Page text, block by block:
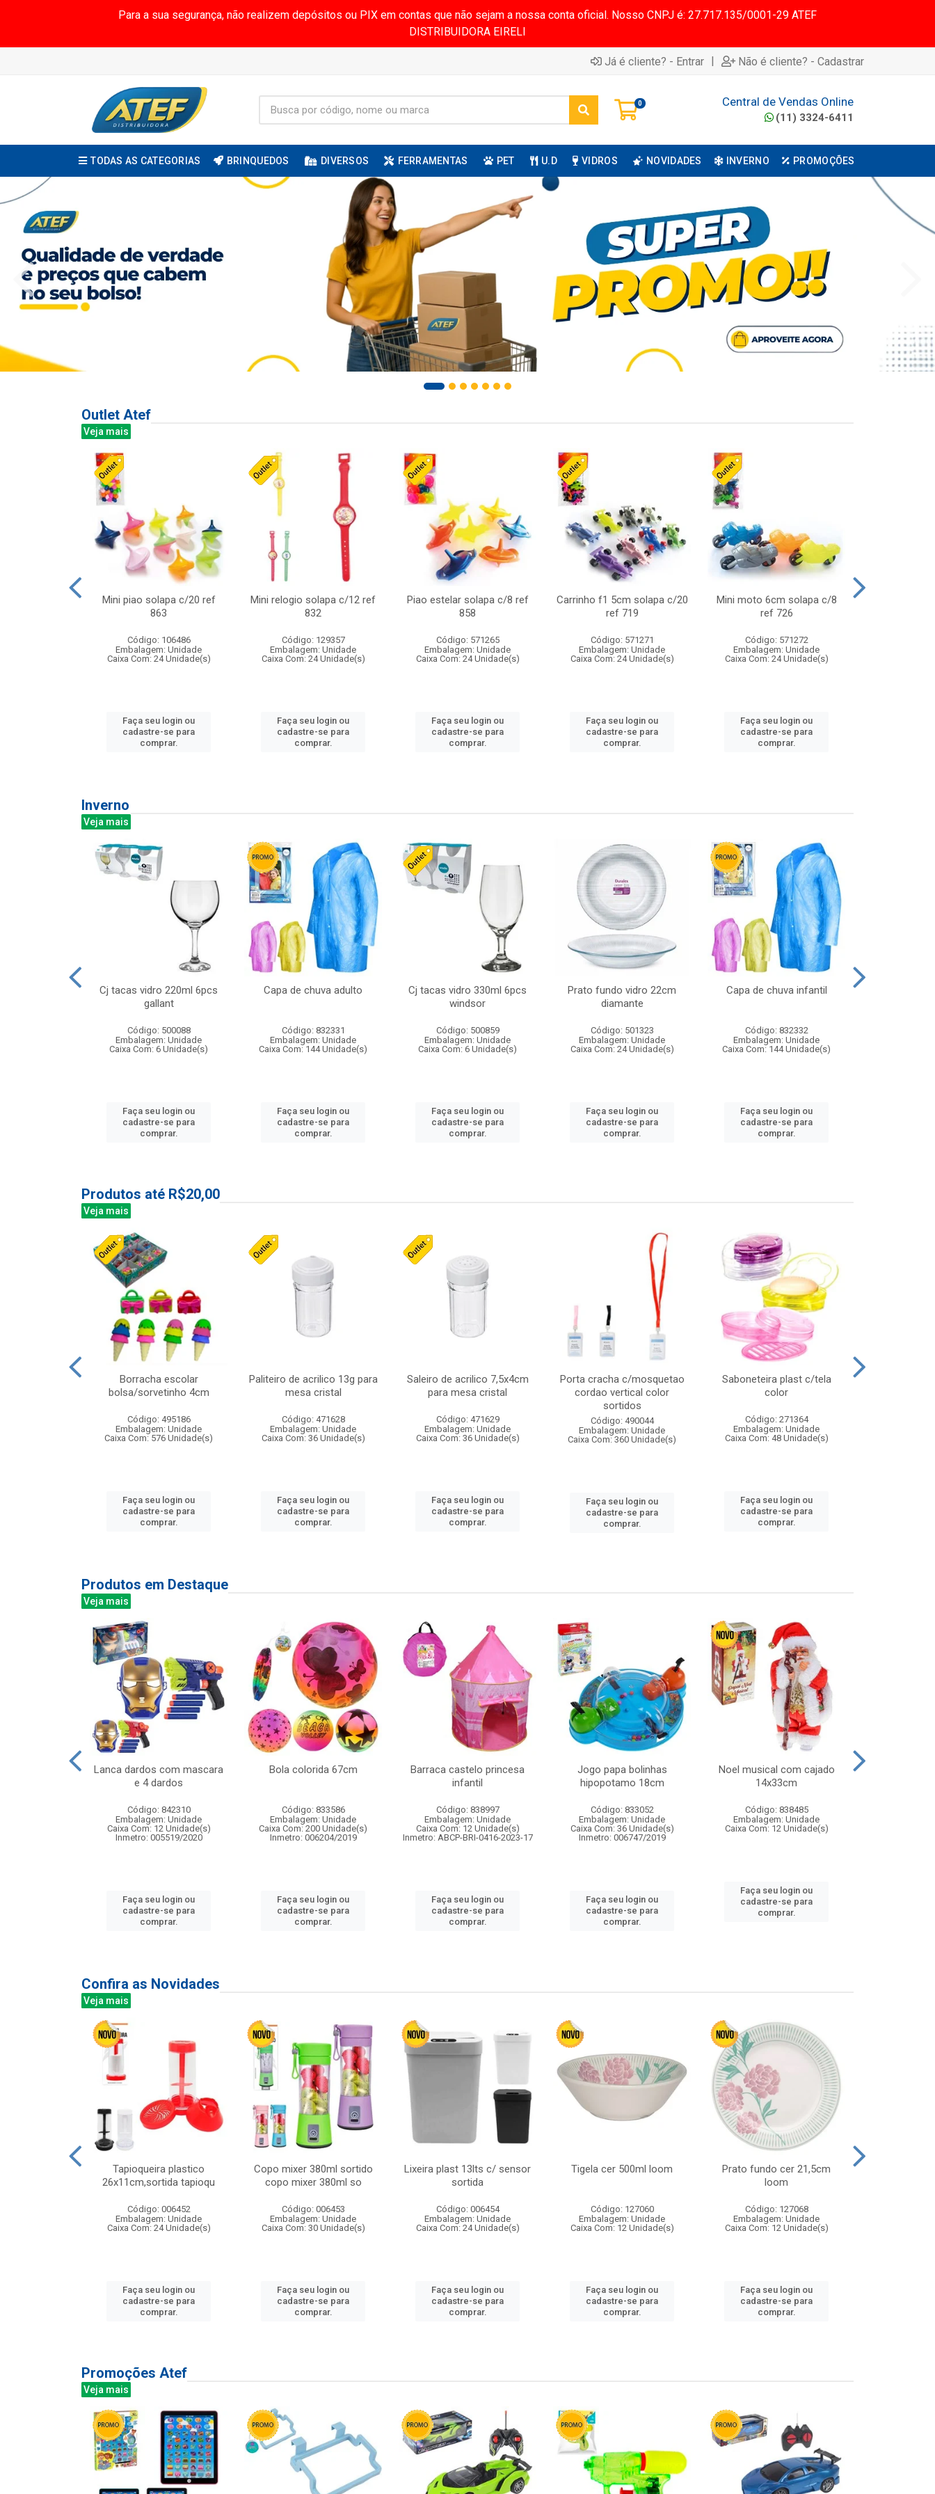
Para a sua segurança, não realizem depósitos ou PIX em contas que não sejam a nossa conta oficial. Nosso CNPJ é: 27.717.135/0001-29 ATEF
DISTRIBUIDORA EIRELI
Já é cliente? - Entrar | Não é cliente? - Cadastrar
0 Central de Vendas Online
(11) 3324-6411
TODAS AS CATEGORIAS BRINQUEDOS DIVERSOS FERRAMENTAS PET U.D VIDROS NOVIDADES INVERNO PROMOÇÕES
Outlet Atef
Veja mais
Mini piao solapa c/20 ref
863
Código: 106486
Embalagem: Unidade
Caixa Com: 24 Unidade(s)
Faça seu login ou
cadastre-se para
comprar.
Mini relogio solapa c/12 ref
832
Código: 129357
Embalagem: Unidade
Caixa Com: 24 Unidade(s)
Faça seu login ou
cadastre-se para
comprar.
Piao estelar solapa c/8 ref
858
Código: 571265
Embalagem: Unidade
Caixa Com: 24 Unidade(s)
Faça seu login ou
cadastre-se para
comprar.
Carrinho f1 5cm solapa c/20
ref 719
Código: 571271
Embalagem: Unidade
Caixa Com: 24 Unidade(s)
Faça seu login ou
cadastre-se para
comprar.
Mini moto 6cm solapa c/8
ref 726
Código: 571272
Embalagem: Unidade
Caixa Com: 24 Unidade(s)
Faça seu login ou
cadastre-se para
comprar.
Inverno
Veja mais
Cj tacas vidro 220ml 6pcs
gallant
Código: 500088
Embalagem: Unidade
Caixa Com: 6 Unidade(s)
Faça seu login ou
cadastre-se para
comprar.
Capa de chuva adulto
Código: 832331
Embalagem: Unidade
Caixa Com: 144 Unidade(s)
Faça seu login ou
cadastre-se para
comprar.
Cj tacas vidro 330ml 6pcs
windsor
Código: 500859
Embalagem: Unidade
Caixa Com: 6 Unidade(s)
Faça seu login ou
cadastre-se para
comprar.
Prato fundo vidro 22cm
diamante
Código: 501323
Embalagem: Unidade
Caixa Com: 24 Unidade(s)
Faça seu login ou
cadastre-se para
comprar.
Capa de chuva infantil
Código: 832332
Embalagem: Unidade
Caixa Com: 144 Unidade(s)
Faça seu login ou
cadastre-se para
comprar.
Produtos até R$20,00
Veja mais
Borracha escolar
bolsa/sorvetinho 4cm
Código: 495186
Embalagem: Unidade
Caixa Com: 576 Unidade(s)
Faça seu login ou
cadastre-se para
comprar.
Paliteiro de acrilico 13g para
mesa cristal
Código: 471628
Embalagem: Unidade
Caixa Com: 36 Unidade(s)
Faça seu login ou
cadastre-se para
comprar.
Saleiro de acrilico 7,5x4cm
para mesa cristal
Código: 471629
Embalagem: Unidade
Caixa Com: 36 Unidade(s)
Faça seu login ou
cadastre-se para
comprar.
Porta cracha c/mosquetao
cordao vertical color
sortidos
Código: 490044
Embalagem: Unidade
Caixa Com: 360 Unidade(s)
Faça seu login ou
cadastre-se para
comprar.
Saboneteira plast c/tela
color
Código: 271364
Embalagem: Unidade
Caixa Com: 48 Unidade(s)
Faça seu login ou
cadastre-se para
comprar.
Produtos em Destaque
Veja mais
Lanca dardos com mascara
e 4 dardos
Código: 842310
Embalagem: Unidade
Caixa Com: 12 Unidade(s)
Inmetro: 005519/2020
Faça seu login ou
cadastre-se para
comprar.
Bola colorida 67cm
Código: 833586
Embalagem: Unidade
Caixa Com: 200 Unidade(s)
Inmetro: 006204/2019
Faça seu login ou
cadastre-se para
comprar.
Barraca castelo princesa
infantil
Código: 838997
Embalagem: Unidade
Caixa Com: 12 Unidade(s)
Inmetro: ABCP-BRI-0416-2023-17
Faça seu login ou
cadastre-se para
comprar.
Jogo papa bolinhas
hipopotamo 18cm
Código: 833052
Embalagem: Unidade
Caixa Com: 36 Unidade(s)
Inmetro: 006747/2019
Faça seu login ou
cadastre-se para
comprar.
Noel musical com cajado
14x33cm
Código: 838485
Embalagem: Unidade
Caixa Com: 12 Unidade(s)
Faça seu login ou
cadastre-se para
comprar.
Confira as Novidades
Veja mais
Tapioqueira plastico
26x11cm,sortida tapioqu
Código: 006452
Embalagem: Unidade
Caixa Com: 24 Unidade(s)
Faça seu login ou
cadastre-se para
comprar.
Copo mixer 380ml sortido
copo mixer 380ml so
Código: 006453
Embalagem: Unidade
Caixa Com: 30 Unidade(s)
Faça seu login ou
cadastre-se para
comprar.
Lixeira plast 13lts c/ sensor
sortida
Código: 006454
Embalagem: Unidade
Caixa Com: 24 Unidade(s)
Faça seu login ou
cadastre-se para
comprar.
Tigela cer 500ml loom
Código: 127060
Embalagem: Unidade
Caixa Com: 12 Unidade(s)
Faça seu login ou
cadastre-se para
comprar.
Prato fundo cer 21,5cm
loom
Código: 127068
Embalagem: Unidade
Caixa Com: 12 Unidade(s)
Faça seu login ou
cadastre-se para
comprar.
Promoções Atef
Veja mais